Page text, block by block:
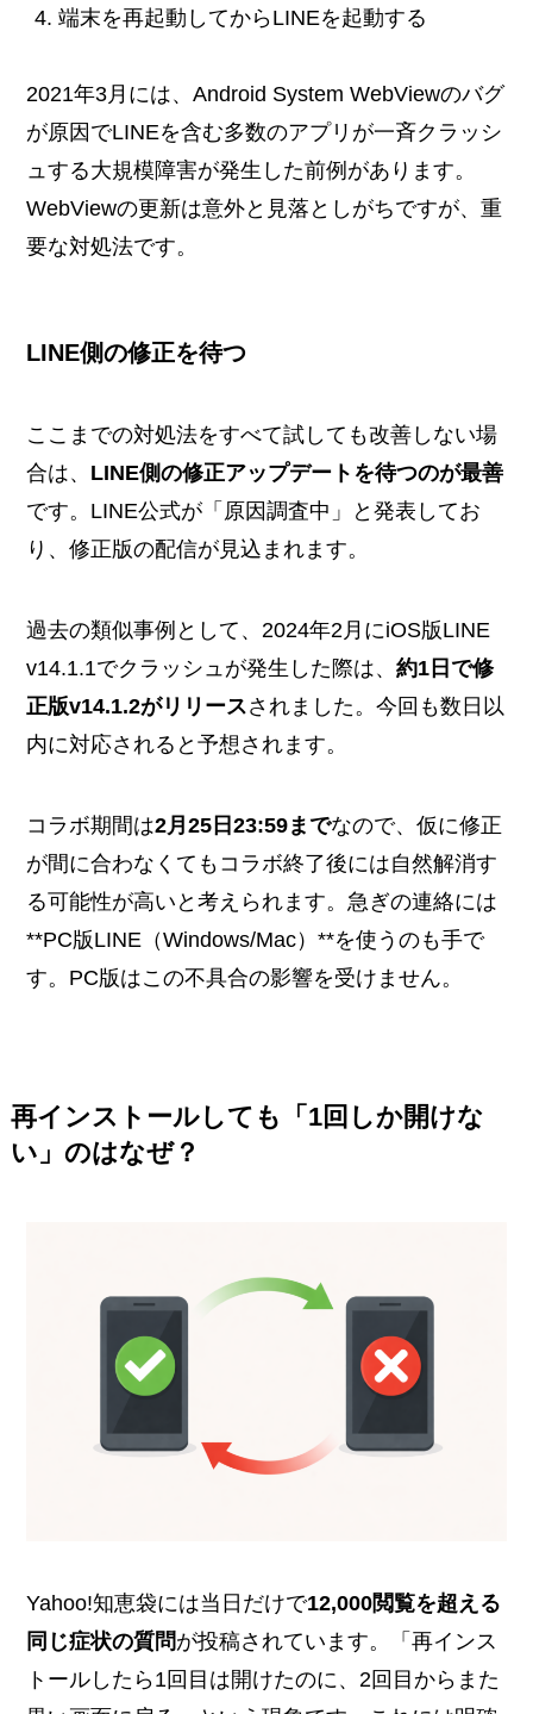
端末を再起動してからLINEを起動する
2021年3月には、Android System WebViewのバグ
が原因でLINEを含む多数のアプリが一斉クラッシ
ュする大規模障害が発生した前例があります。
WebViewの更新は意外と見落としがちですが、重
要な対処法です。
LINE側の修正を待つ
ここまでの対処法をすべて試しても改善しない場
合は、 LINE側の修正アップデートを待つのが最善
です。LINE公式が「原因調査中」と発表してお
り、修正版の配信が見込まれます。
過去の類似事例として、2024年2月にiOS版LINE
v14.1.1でクラッシュが発生した際は、約1日で修
正版v14.1.2がリリースされました。今回も数日以
内に対応されると予想されます。
コラボ期間は2月25日23:59までなので、仮に修正
が間に合わなくてもコラボ終了後には自然解消す
る可能性が高いと考えられます。急ぎの連絡には
**PC版LINE（Windows/Mac）**を使うのも手で
す。PC版はこの不具合の影響を受けません。
再インストールしても「1回しか開けな
い」のはなぜ？
Yahoo!知恵袋には当日だけで12,000閲覧を超える
同じ症状の質問が投稿されています。「再インス
トールしたら1回目は開けたのに、2回目からまた